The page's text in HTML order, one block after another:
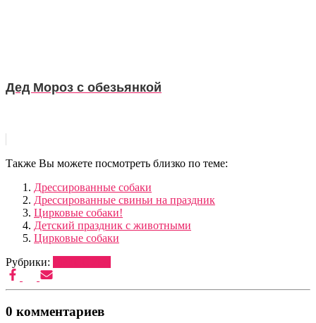
Дед Мороз с обезьянкой
Также Вы можете посмотреть близко по теме:
Дрессированные собаки
Дрессированные свиньи на праздник
Цирковые собаки!
Детский праздник с животными
Цирковые собаки
Рубрики:
0 комментариев